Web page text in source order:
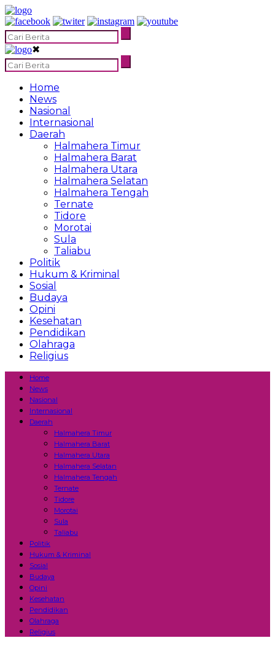
✖
Home
News
Nasional
Internasional
Daerah
Halmahera Timur
Halmahera Barat
Halmahera Utara
Halmahera Selatan
Halmahera Tengah
Ternate
Tidore
Morotai
Sula
Taliabu
Politik
Hukum & Kriminal
Sosial
Budaya
Opini
Kesehatan
Pendidikan
Olahraga
Religius
Home
News
Nasional
Internasional
Daerah
Halmahera Timur
Halmahera Barat
Halmahera Utara
Halmahera Selatan
Halmahera Tengah
Ternate
Tidore
Morotai
Sula
Taliabu
Politik
Hukum & Kriminal
Sosial
Budaya
Opini
Kesehatan
Pendidikan
Olahraga
Religius